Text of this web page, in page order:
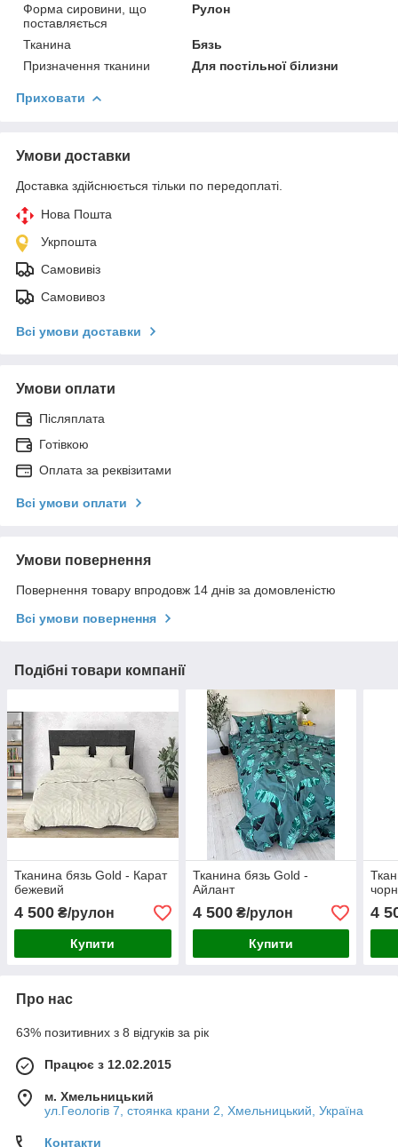
Форма сировини, що
поставляється
Рулон
Тканина
Бязь
Призначення тканини
Для постільної білизни
Приховати
Умови доставки
Доставка здійснюється тільки по передоплаті.
Нова Пошта
Укрпошта
Самовивіз
Самовивоз
Всі умови доставки
Умови оплати
Післяплата
Готівкою
Оплата за реквізитами
Всі умови оплати
Умови повернення
Повернення товару впродовж 14 днів за домовленістю
Всі умови повернення
Подібні товари компанії
Тканина бязь Gold - Карат
бежевий
4 500 ₴/рулон
Купити
Тканина бязь Gold -
Айлант
4 500₴/рулон
Купити
4
Про нас
63% позитивних з 8 відгуків за рік
Працює з 12.02.2015
м. Хмельницький
ул.Геологів 7, стоянка крани 2, Хмельницький, Україна
Контакти